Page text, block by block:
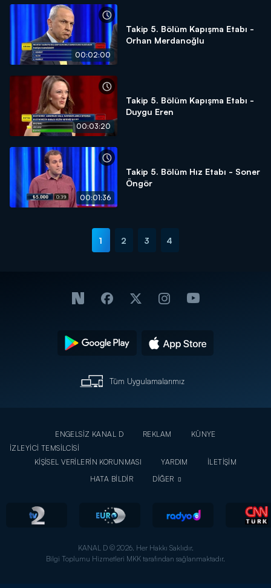
00:02:00
Takip 5. Bölüm Kapışma Etabı -
Orhan Merdanoğlu
00:03:20
Takip 5. Bölüm Kapışma Etabı -
Duygu Eren
00:01:36
Takip 5. Bölüm Hız Etabı - Soner
Öngör
1 2 3 4
Tüm Uygulamalarımız
ENGELSİZ KANAL D REKLAM
KÜNYE
İZLEYİCİ TEMSİLCİSİ
KİŞİSEL VERİLERİN KORUNMASI
YARDIM
İLETİŞİM
HATA BİLDİR
DİĞER
KANAL D © 2026. Her Hakkı Saklıdır.
Bilgi Toplumu Hizmetleri MKK tarafından sağlanmaktadır.